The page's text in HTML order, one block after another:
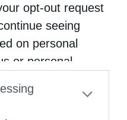
opt-out request
seeing
on personal
or personal
separately opt-out